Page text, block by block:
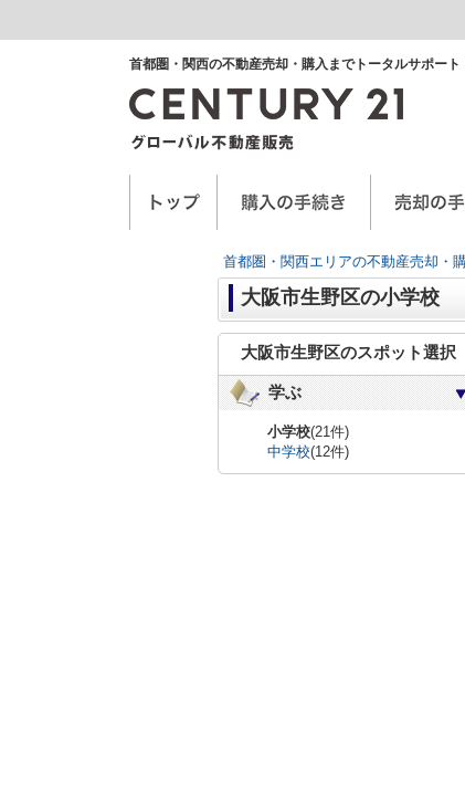
首都圏・関西の不動産売却・購入までトータルサポー
首都圏・関西エリアの不動産売却・
大阪市生野区の小学校
大阪市生野区のスポット選択
学ぶ
小学校(21件)
中学校(12件)